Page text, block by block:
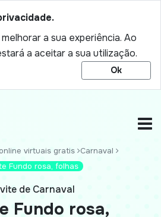
a sua experiência. Ao
a aceitar a sua utilização.
Ok
virtuais gratis Carnaval
Fundo rosa, folhas
de Carnaval
Fundo rosa,